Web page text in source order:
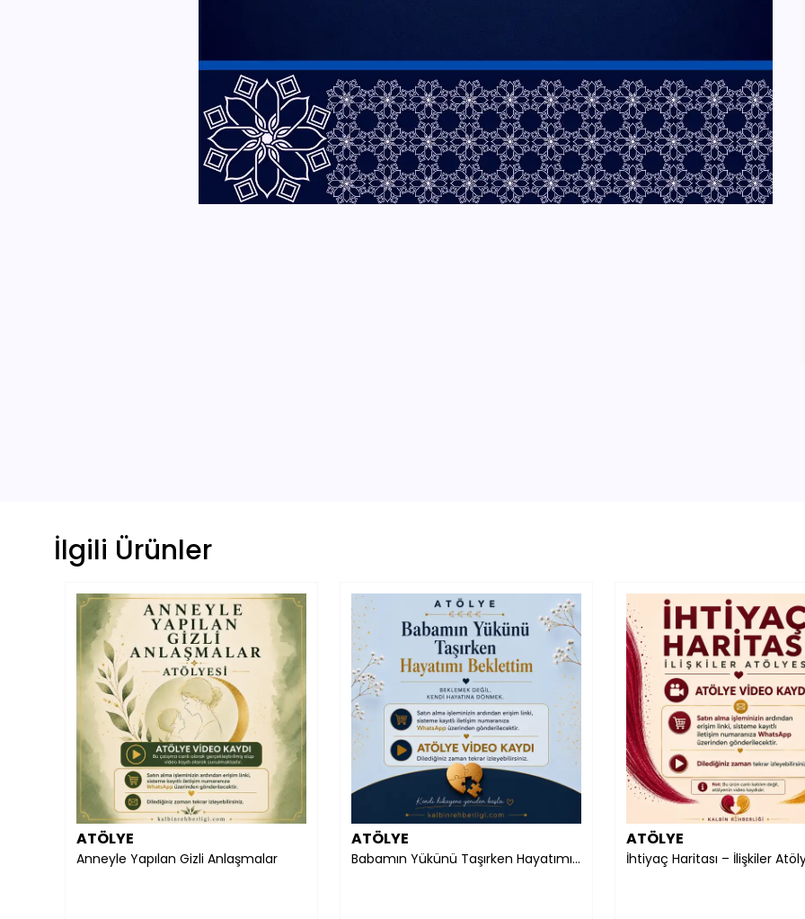
İlgili Ürünler
ATÖLYE
Anneyle Yapılan Gizli Anlaşmalar
ATÖLYE
Babamın Yükünü Taşırken Hayatımı Beklettim
ATÖLYE